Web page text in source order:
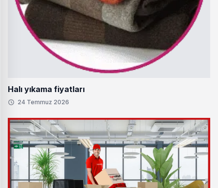
Halı yıkama fiyatları
24 Temmuz 2026